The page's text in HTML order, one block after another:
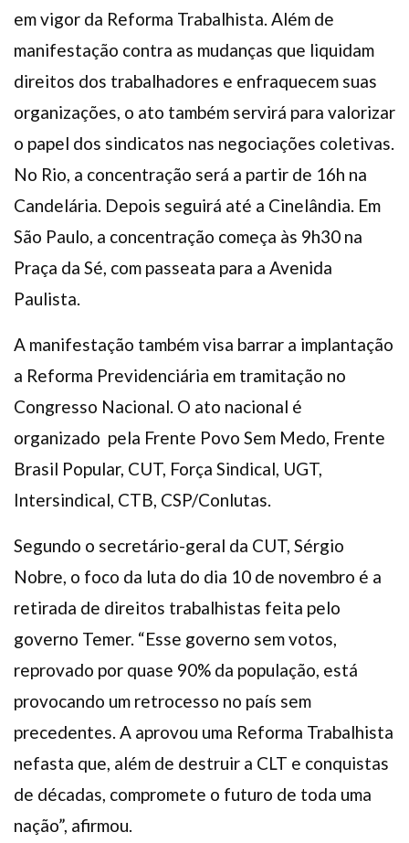
em vigor da Reforma Trabalhista. Além de
manifestação contra as mudanças que liquidam
direitos dos trabalhadores e enfraquecem suas
organizações, o ato também servirá para valorizar
o papel dos sindicatos nas negociações coletivas.
No Rio, a concentração será a partir de 16h na
Candelária. Depois seguirá até a Cinelândia. Em
São Paulo, a concentração começa às 9h30 na
Praça da Sé, com passeata para a Avenida
Paulista.
A manifestação também visa barrar a implantação
a Reforma Previdenciária em tramitação no
Congresso Nacional. O ato nacional é
organizado pela Frente Povo Sem Medo, Frente
Brasil Popular, CUT, Força Sindical, UGT,
Intersindical, CTB, CSP/Conlutas.
Segundo o secretário-geral da CUT, Sérgio
Nobre, o foco da luta do dia 10 de novembro é a
retirada de direitos trabalhistas feita pelo
governo Temer. “Esse governo sem votos,
reprovado por quase 90% da população, está
provocando um retrocesso no país sem
precedentes. A aprovou uma Reforma Trabalhista
nefasta que, além de destruir a CLT e conquistas
de décadas, compromete o futuro de toda uma
nação”, afirmou.